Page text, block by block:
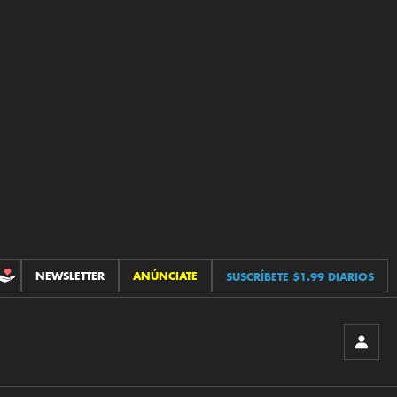
CONTRIBUCIONES
NEWSLETTER ANÚNCIATE SUSCRÍBETE $1.99 DIARIOS